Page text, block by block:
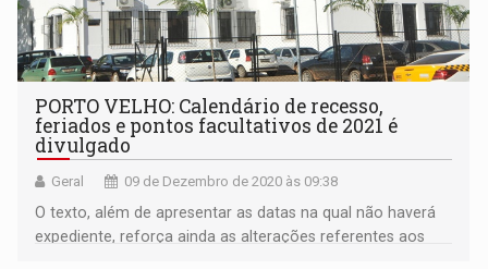
PORTO VELHO: Calendário de recesso,
feriados e pontos facultativos de 2021 é
divulgado
Geral 09 de Dezembro de 2020 às 09:38
O texto, além de apresentar as datas na qual não haverá
expediente, reforça ainda as alterações referentes aos